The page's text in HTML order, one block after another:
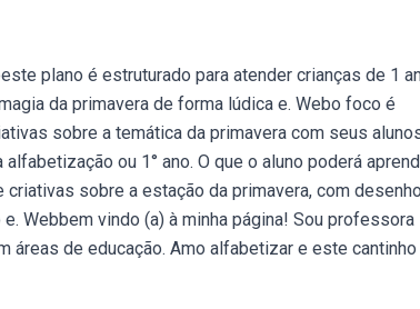
plano é estruturado para atender crianças de 1
da primavera de forma lúdica e. Webo foco é
sobre a temática da primavera com seus
ou 1° ano. O que o aluno poderá
sobre a estação da primavera, com
Webbem vindo (a) à minha página! Sou professora
áreas de educação. Amo alfabetizar e este cantinho